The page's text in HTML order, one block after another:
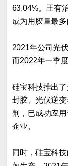
63.04%。王有
成为用胶量最多
2021年公司光
而2022年一季
硅宝科技推出
封胶、光伏逆
剂，已成功应
企业。
同时，硅宝科